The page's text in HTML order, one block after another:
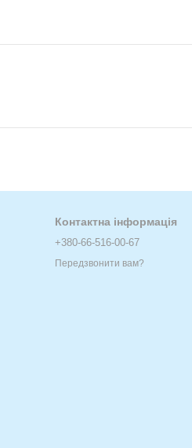
Контактна інформація
+380-66-516-00-67
Передзвонити вам?